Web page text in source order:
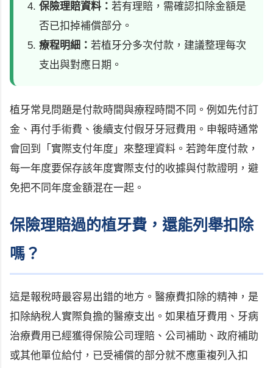
保險理賠資料： 若有理賠，需確認扣除金額是
否已扣掉補償部分。
療程明細： 若植牙分多次付款，建議整理每次
支出與對應日期。
植牙常見問題是付款時間與療程時間不同。例如先付訂
金、再付手術費、後續支付假牙牙冠費用。申報時通常
會回到「實際支付年度」來整理資料。若跨年度付款，
每一年度要保存該年度實際支付的收據與付款證明，避
免把不同年度金額混在一起。
保險理賠過的植牙費，還能列舉扣除
嗎？
這是報稅時最容易出錯的地方。醫療費扣除的精神，是
扣除納稅人實際負擔的醫療支出。如果植牙費用、牙病
治療費用已經獲得保險公司理賠、公司補助、政府補助
或其他單位給付，已受補償的部分就不應重複列入扣